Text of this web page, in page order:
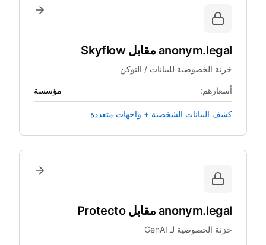
anonym.legal مقابل Skyflow
خزنة الخصوصية للبيانات / التوكن
أسعارهم: مؤسسة
كشف البيانات الشخصية + واجهات متعددة
anonym.legal مقابل Protecto
خزنة الخصوصية لـ GenAI